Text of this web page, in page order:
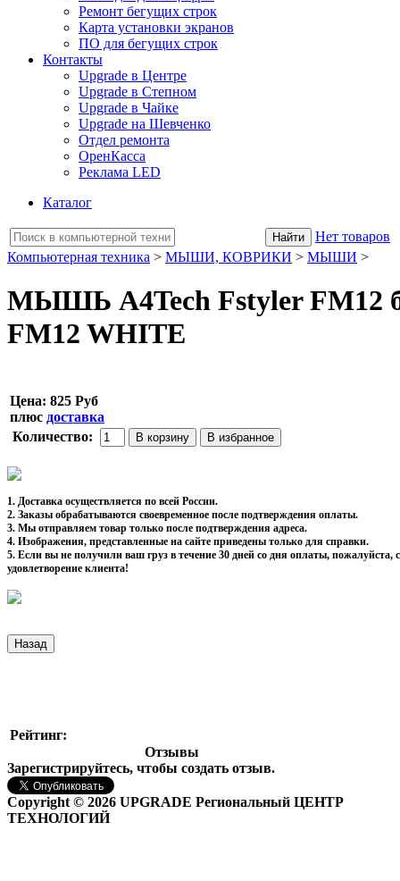
Ремонт бегущих строк
Карта установки экранов
ПО для бегущих строк
Контакты
Upgrade в Центре
Upgrade в Степном
Upgrade в Чайке
Upgrade на Шевченко
Отдел ремонта
ОренКасса
Реклама LED
Каталог
Нет товаров
Компьютерная техника > МЫШИ, КОВРИКИ > МЫШИ >
МЫШЬ A4Tech Fstyler FM12
FM12 WHITE
Цена: 825 Руб
плюс доставка
Количество:
1. Доставка осуществляется по всей России.
2. Заказы обрабатываются своевременное после подтверждения оплаты.
3. Мы отправляем товар только после подтверждения адреса.
4. Изображения, представленные на сайте приведены только для справки.
5. Если вы не получили ваш груз в течение 30 дней со дня оплаты,
удовлетворение клиента!
Рейтинг:
Отзывы
Зарегистрируйтесь, чтобы создать отзыв.
Copyright © 2026 UPGRADE Региональный ЦЕНТР
ТЕХНОЛОГИЙ